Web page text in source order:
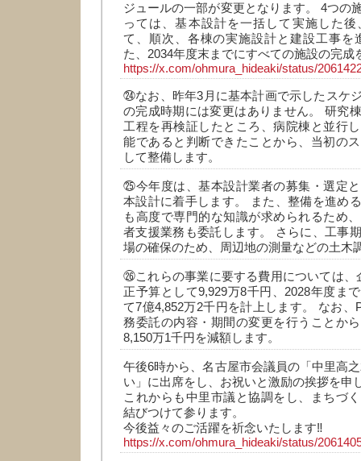
ジュールの一部が変更となります。 4つの
っては、基本設計を一括して実施した
て、順次、各棟の実施設計と建設工事を
た、2034年度末までにすべての施設の完成
https://x.com/ohmura_hideaki/status/
㉔なお、昨年3月に基本計画で示したスケ
の完成時期には変更はありません。 研究
工程を再検証したところ、病院棟と並行
能であると判断できたことから、当初の
して整備します。
㉕今年度は、基本設計業者の募集・選定
本設計に着手します。 また、整備を進め
も高度で専門的な知識が求められるため
者支援業務も委託します。 さらに、工事
場の確保のため、周辺地の測量などの土木
㉖これらの事業に要する費用については、
正予算として9,929万8千円、2028年度ま
て7億4,852万2千円を計上します。 なお、
務委託の内容・期間の変更を行うことか
8,150万1千円を減額します。
午後6時から、名古屋市会議員の「中里高
い」に出席をし、お祝いと激励の挨拶を申
これからも中里市議と協調をし、まちづ
結びつけて参ります。
今後益々のご活躍を祈念いたします‼️
https://x.com/ohmura_hideaki/status/